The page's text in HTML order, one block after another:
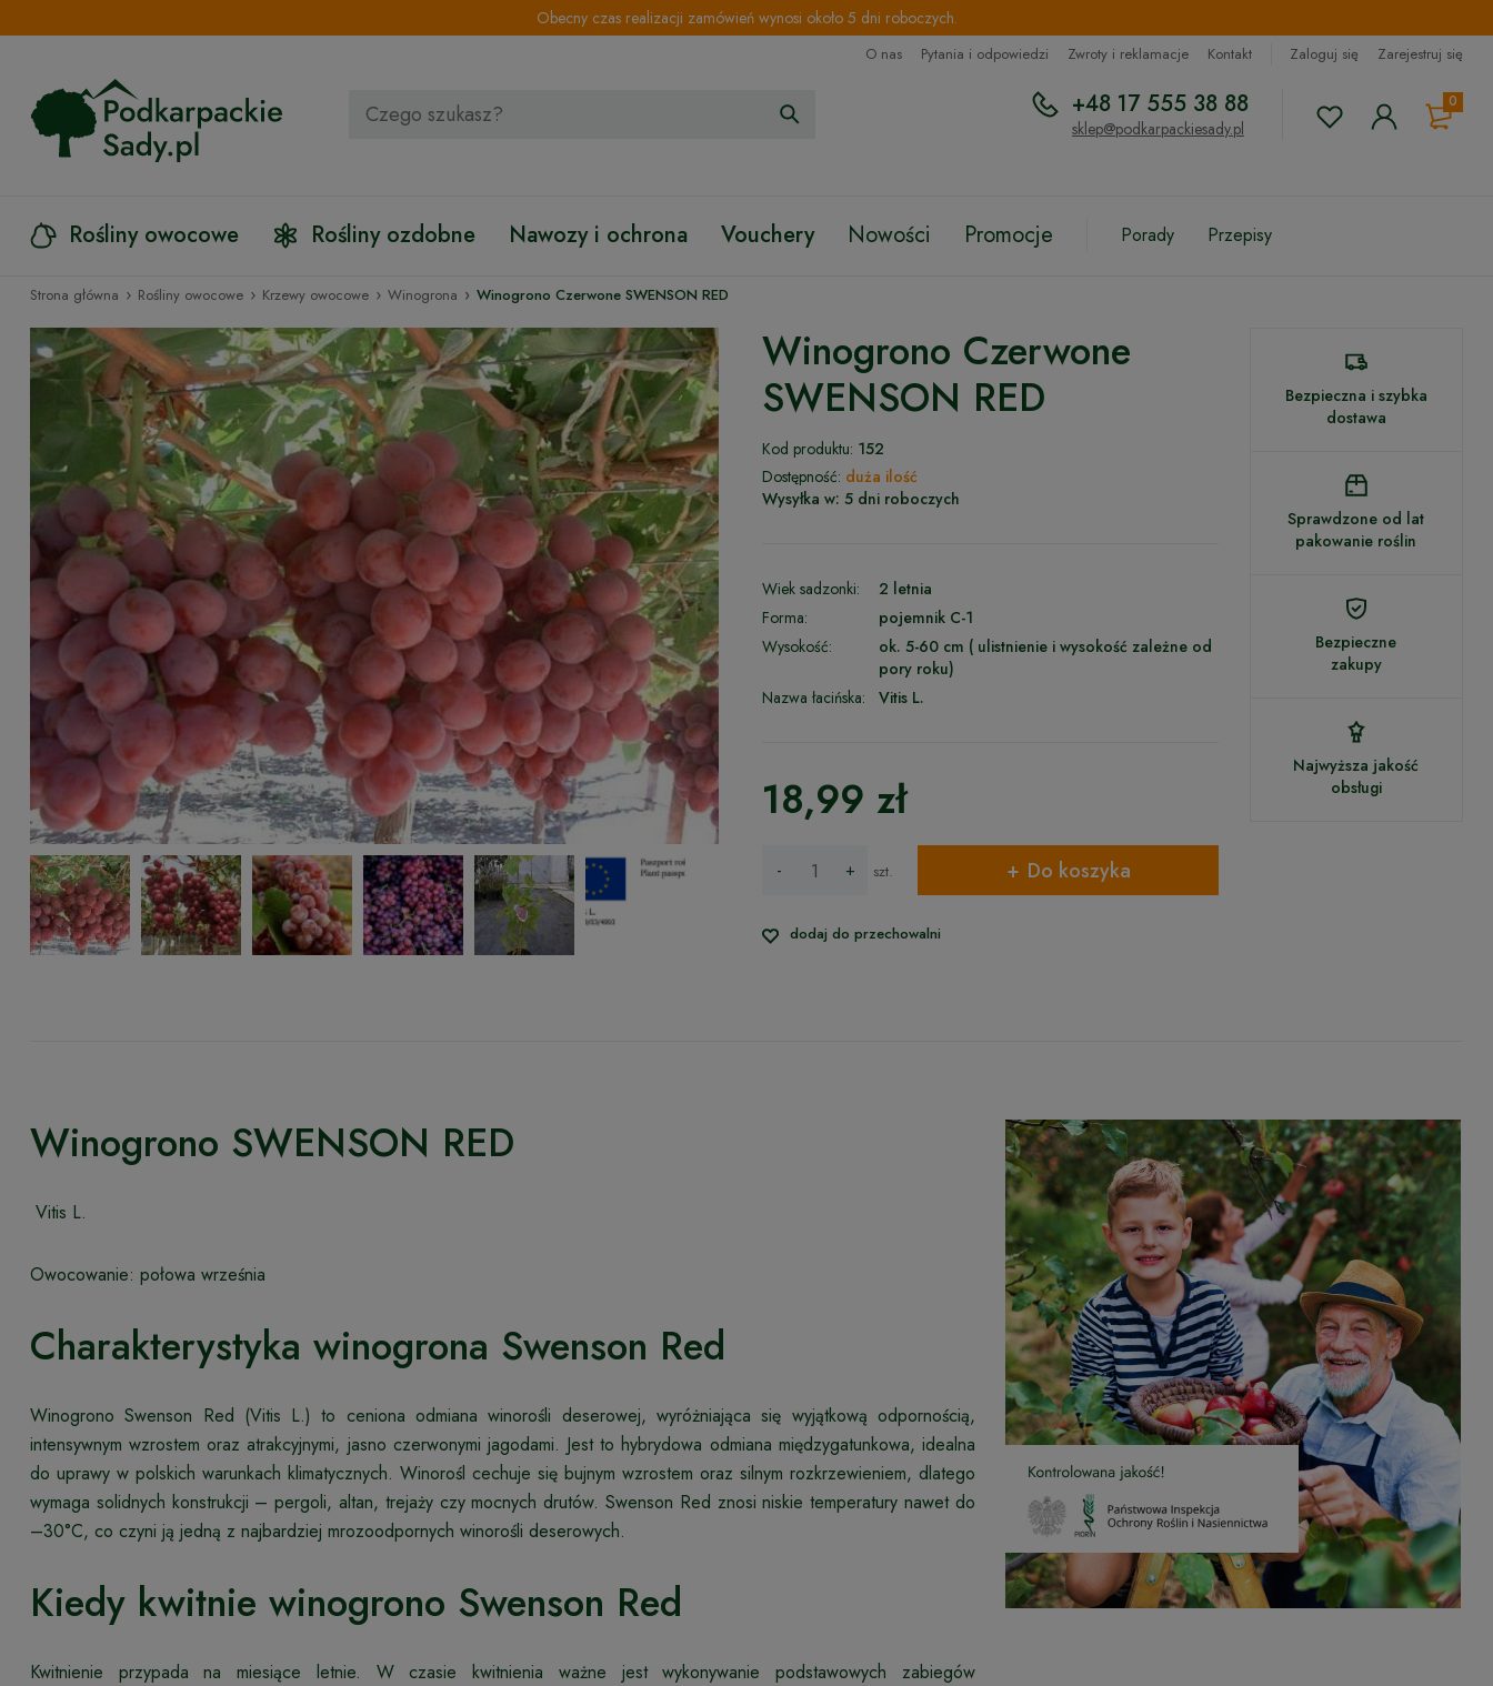
Obecny czas realizacji zamówień wynosi około 5 dni roboczych.
O nas Pytania i odpowiedzi Zwroty i reklamacje Kontakt Zaloguj się Zarejestruj się
0
+48 17 555 38 88
sklep@podkarpackiesady.pl
Rośliny owocowe Rośliny ozdobne Nawozy i ochrona Vouchery Nowości Promocje Porady Przepisy
Strona główna › Rośliny owocowe › Krzewy owocowe › Winogrona › Winogrono Czerwone SWENSON RED
Winogrono Czerwone
SWENSON RED
Kod produktu: 152
Dostępność: duża ilość
Wysyłka w: 5 dni roboczych
Wiek sadzonki:
2 letnia
Forma:
pojemnik C-1
Wysokość:
ok. 5-60 cm ( ulistnienie i wysokość zależne od
pory roku)
Nazwa łacińska:
Vitis L.
18,99 zł
- + szt. Do koszyka
dodaj do przechowalni
Bezpieczna i szybka
dostawa
Sprawdzone od lat
pakowanie roślin
Bezpieczne
zakupy
Najwyższa jakość
obsługi
Winogrono SWENSON RED
Vitis L.
Owocowanie: połowa września
Charakterystyka winogrona Swenson Red
Winogrono Swenson Red (Vitis L.) to ceniona odmiana winorośli deserowej, wyróżniająca się wyjątkową odpornością,
intensywnym wzrostem oraz atrakcyjnymi, jasno czerwonymi jagodami. Jest to hybrydowa odmiana międzygatunkowa, idealna
do uprawy w polskich warunkach klimatycznych. Winorośl cechuje się bujnym wzrostem oraz silnym rozkrzewieniem, dlatego
wymaga solidnych konstrukcji – pergoli, altan, trejaży czy mocnych drutów. Swenson Red znosi niskie temperatury nawet do
–30°C, co czyni ją jedną z najbardziej mrozoodpornych winorośli deserowych.
Kiedy kwitnie winogrono Swenson Red
Kwitnienie przypada na miesiące letnie. W czasie kwitnienia ważne jest wykonywanie podstawowych zabiegów